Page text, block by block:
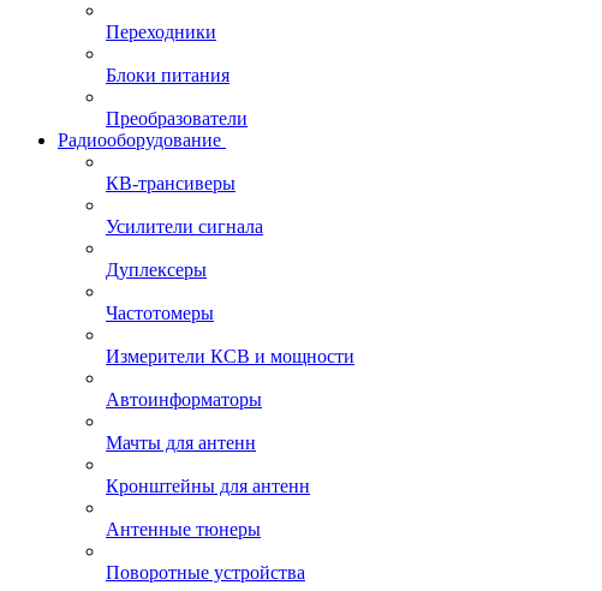
Переходники
Блоки питания
Преобразователи
Радиооборудование
КВ-трансиверы
Усилители сигнала
Дуплексеры
Частотомеры
Измерители КСВ и мощности
Автоинформаторы
Мачты для антенн
Кронштейны для антенн
Антенные тюнеры
Поворотные устройства